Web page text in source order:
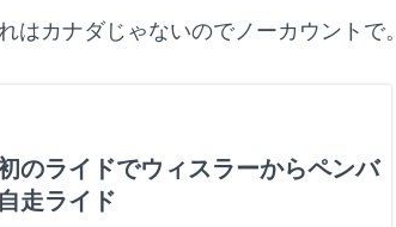
はカナダじゃないのでノーカウントで。